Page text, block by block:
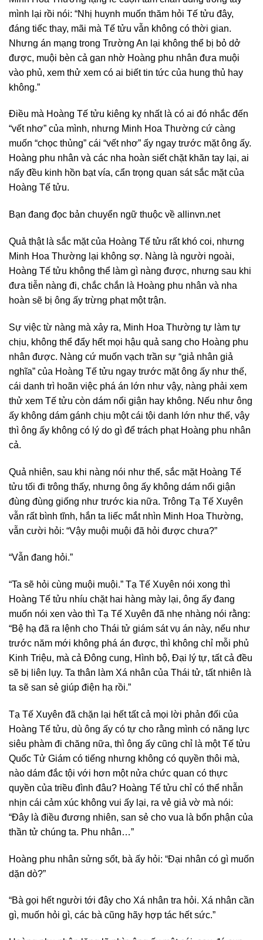
mình lại rồi nói: “Nhị huynh muốn thăm hỏi Tế tửu đây,
đáng tiếc thay, mãi mà Tế tửu vẫn không có thời gian.
Nhưng án mạng trong Trường An lại không thể bị bỏ dở
được, muội bèn cả gan nhờ Hoàng phu nhân đưa muội
vào phủ, xem thử xem có ai biết tin tức của hung thủ hay
không.”
Điều mà Hoàng Tế tửu kiêng kỵ nhất là có ai đó nhắc đến
“vết nhơ” của mình, nhưng Minh Hoa Thường cứ càng
muốn “chọc thủng” cái “vết nhơ” ấy ngay trước mặt ông ấy.
Hoàng phu nhân và các nha hoàn siết chặt khăn tay lại, ai
nấy đều kinh hồn bạt vía, cẩn trọng quan sát sắc mặt của
Hoàng Tế tửu.
Bạn đang đọc bản chuyển ngữ thuộc về allinvn.net
Quả thật là sắc mặt của Hoàng Tế tửu rất khó coi, nhưng
Minh Hoa Thường lại không sợ. Nàng là người ngoài,
Hoàng Tế tửu không thể làm gì nàng được, nhưng sau khi
đưa tiễn nàng đi, chắc chắn là Hoàng phu nhân và nha
hoàn sẽ bị ông ấy trừng phạt một trận.
Sự việc từ nàng mà xảy ra, Minh Hoa Thường tự làm tự
chịu, không thể đẩy hết mọi hậu quả sang cho Hoàng phu
nhân được. Nàng cứ muốn vạch trần sự “giả nhân giả
nghĩa” của Hoàng Tế tửu ngay trước mặt ông ấy như thế,
cái danh trì hoãn việc phá án lớn như vậy, nàng phải xem
thử xem Tế tửu còn dám nổi giận hay không. Nếu như ông
ấy không dám gánh chịu một cái tội danh lớn như thế, vậy
thì ông ấy không có lý do gì để trách phạt Hoàng phu nhân
cả.
Quả nhiên, sau khi nàng nói như thế, sắc mặt Hoàng Tế
tửu tối đi trông thấy, nhưng ông ấy không dám nổi giận
đùng đùng giống như trước kia nữa. Trông Tạ Tế Xuyên
vẫn rất bình tĩnh, hắn ta liếc mắt nhìn Minh Hoa Thường,
vẫn cười hỏi: “Vậy muội muội đã hỏi được chưa?”
“Vẫn đang hỏi.”
“Ta sẽ hỏi cùng muội muội.” Tạ Tế Xuyên nói xong thì
Hoàng Tế tửu nhíu chặt hai hàng mày lại, ông ấy đang
muốn nói xen vào thì Tạ Tế Xuyên đã nhẹ nhàng nói rằng:
“Bệ hạ đã ra lệnh cho Thái tử giám sát vụ án này, nếu như
trước năm mới không phá án được, thì không chỉ mỗi phủ
Kinh Triệu, mà cả Đông cung, Hình bộ, Đại lý tự, tất cả đều
sẽ bị liên lụy. Ta thân làm Xá nhân của Thái tử, tất nhiên là
ta sẽ san sẻ giúp điện hạ rồi.”
Tạ Tế Xuyên đã chặn lại hết tất cả mọi lời phản đối của
Hoàng Tế tửu, dù ông ấy có tự cho rằng mình có năng lực
siêu phàm đi chăng nữa, thì ông ấy cũng chỉ là một Tế tửu
Quốc Tử Giám có tiếng nhưng không có quyền thôi mà,
nào dám đắc tội với hơn một nửa chức quan có thực
quyền của triều đình đâu? Hoàng Tế tửu chỉ có thể nhẫn
nhịn cái cảm xúc không vui ấy lại, ra vẻ giả vờ mà nói:
“Đây là điều đương nhiên, san sẻ cho vua là bổn phận của
thần tử chúng ta. Phu nhân…”
Hoàng phu nhân sửng sốt, bà ấy hỏi: “Đại nhân có gì muốn
dặn dò?”
“Bà gọi hết người tới đây cho Xá nhân tra hỏi. Xá nhân cần
gì, muốn hỏi gì, các bà cũng hãy hợp tác hết sức.”